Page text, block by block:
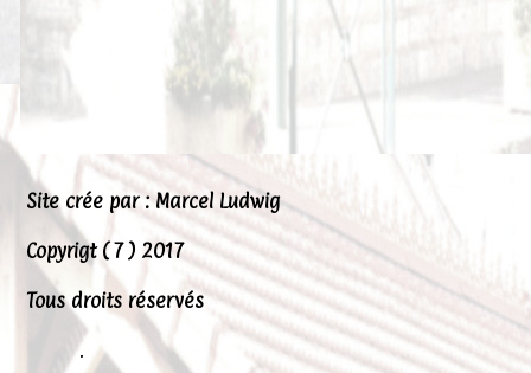
Site crée par : Marcel Ludwig
Copyrigt ( 7 ) 2017
Tous droits réservés
.